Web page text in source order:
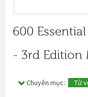
600
- 3rd Edition
Chuyên mục: Từ